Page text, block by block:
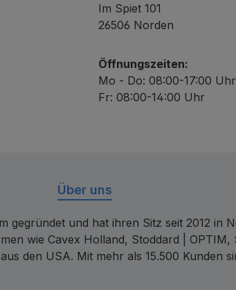
Im Spiet 101
26506 Norden
Öffnungszeiten:
Mo - Do: 08:00-17:00 Uhr
Fr: 08:00-14:00 Uhr
Über uns
gegründet und hat ihren Sitz seit 2012 in
wie Cavex Holland, Stoddard |
den USA. Mit mehr als 15.500 Kunden